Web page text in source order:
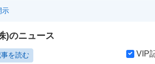
示
)のニュース
を読む VIP